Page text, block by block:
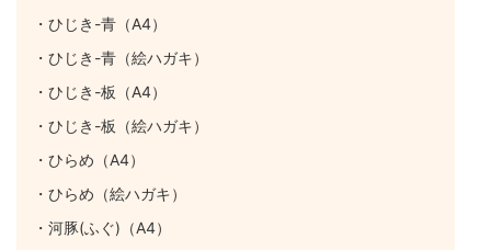
・ひじき-青（A4）
・ひじき-青（絵ハガキ）
・ひじき-板（A4）
・ひじき-板（絵ハガキ）
・ひらめ（A4）
・ひらめ（絵ハガキ）
・河豚(ふぐ)（A4）